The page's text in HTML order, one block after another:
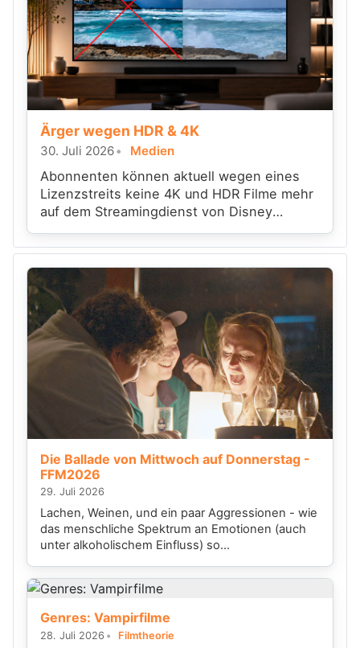
Ärger wegen HDR & 4K
30. Juli 2026 Medien
Abonnenten können aktuell wegen eines
Lizenzstreits keine 4K und HDR Filme mehr
auf dem Streamingdienst von Disney
anschauen
Die Ballade von Mittwoch auf Donnerstag -
FFM2026
29. Juli 2026
Lachen, Weinen, und ein paar Aggressionen - wie
das menschliche Spektrum an Emotionen (auch
unter alkoholischem Einfluss) so...
Genres: Vampirfilme
28. Juli 2026 Filmtheorie